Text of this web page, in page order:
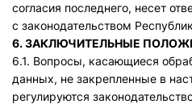
согласия последнего, несет
с законодательством
6. ЗАКЛЮЧИТЕЛЬНЫЕ
6.1. Вопросы, касающиеся
данных, не закрепленные в
регулируются